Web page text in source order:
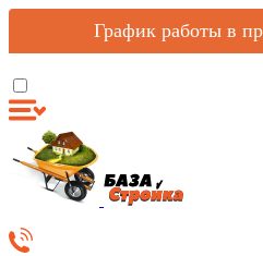
График работы в